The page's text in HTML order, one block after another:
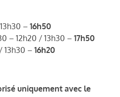
– 16h50
– 12h20 / 13h30 – 17h50
13h30 – 16h20
uniquement avec le